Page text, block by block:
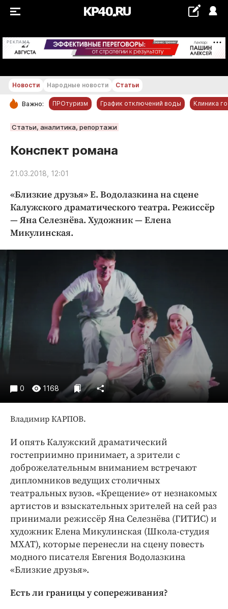
РЕКЛАМА +24...+25 °С
РУБРИКИ
Новости компаний
Статьи
Народные новости
Авто и транспорт
Благоустройство
Криминал
Культура
Недвижимость и ЖКХ
Образование
Общество
Погода
Праздники
Происшествия
Экономика и бизнес
ПРОЕКТЫ
Блоги
Медиаперсона
Интересное чтиво
Бренд года
Работодатель года
Новости Народные новости Статьи
Важно: ПРОтуризм График отключений воды Клиника
Статьи, аналитика, репортажи
Конспект романа
21.03.2018, 12:01
«Близкие друзья» Е. Водолазкина на сцене
Калужского драматического театра. Режиссёр
— Яна Селезнёва. Художник — Елена
Микулинская.
0 1168
Владимир КАРПОВ.
И опять Калужский драматический
гостеприимно принимает, а зрители с
доброжелательным вниманием встречают
дипломников ведущих столичных
театральных вузов. «Крещение» от незнакомых
артистов и взыскательных зрителей на сей раз
принимали режиссёр Яна Селезнёва (ГИТИС) и
художник Елена Микулинская (Школа-студия
МХАТ), которые перенесли на сцену повесть
модного писателя Евгения Водолазкина
«Близкие друзья».
Есть ли границы у сопереживания?